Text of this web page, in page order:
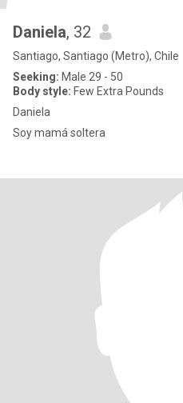
Daniela, 32
Santiago, Santiago (Metro), Chile
Seeking: Male 29 - 50
Body style: Few Extra Pounds
Daniela
Soy mamá soltera